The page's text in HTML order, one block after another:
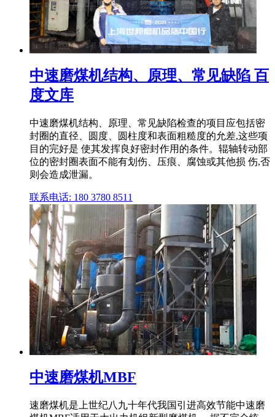
中速磨煤机结构、原理、常见缺陷 百
度文库
中速磨煤机结构、原理、常见缺陷检查的项目应包括密
封圈的直径、圆度、圆柱度和表面粗糙度的允差,这些项
目的完好是 使其发挥良好密封作用的条件。辊轴转动部
位的密封圈表面不能有划伤、压痕、腐蚀或其他损 伤,否
则会造成泄漏。
联系电话: 180 3780 8511
中速磨煤机MBF
速磨煤机是上世纪八九十年代我国引进高效节能中速磨